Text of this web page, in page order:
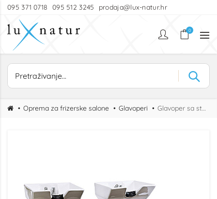
095 371 0718 095 512 3245 prodaja@lux-natur.hr
0
Oprema za frizerske salone Glavoperi Glavoper sa stolicom Salon X Wash